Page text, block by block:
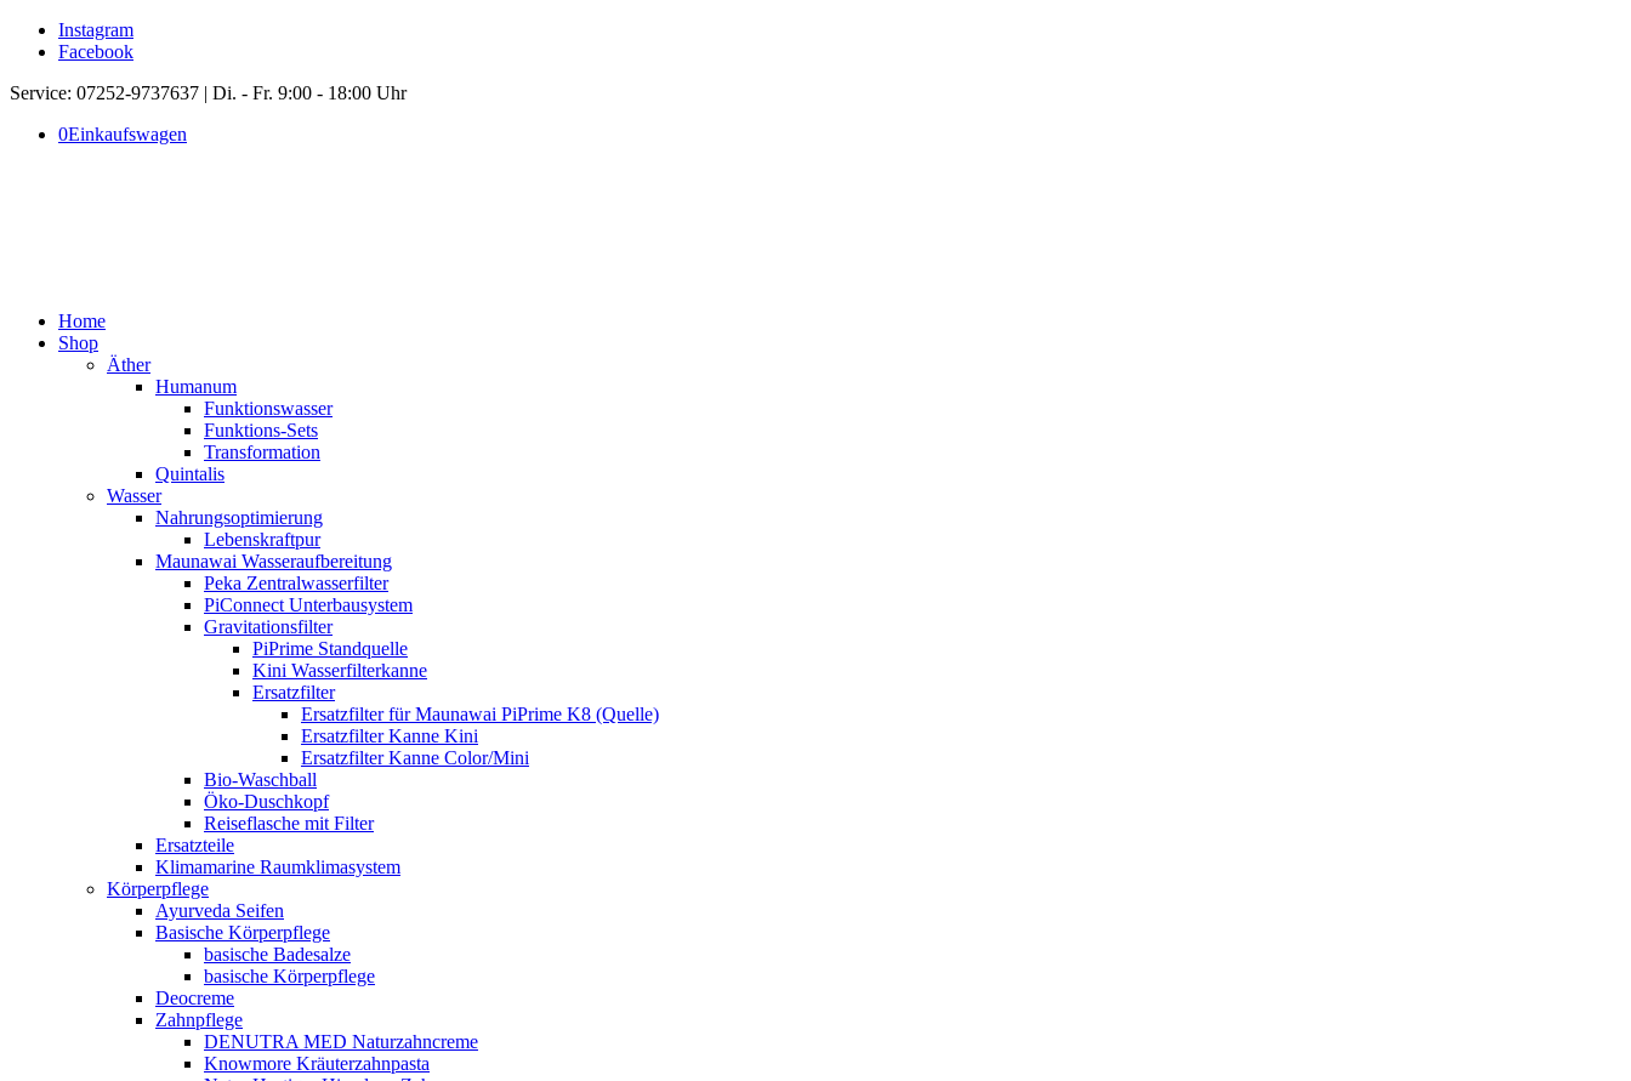
Instagram
Facebook
Service: 07252-9737637 | Di. - Fr. 9:00 - 18:00 Uhr
0Einkaufswagen
Home
Shop
Äther
Humanum
Funktionswasser
Funktions-Sets
Transformation
Quintalis
Wasser
Nahrungsoptimierung
Lebenskraftpur
Maunawai Wasseraufbereitung
Peka Zentralwasserfilter
PiConnect Unterbausystem
Gravitationsfilter
PiPrime Standquelle
Kini Wasserfilterkanne
Ersatzfilter
Ersatzfilter für Maunawai PiPrime K8 (Quelle)
Ersatzfilter Kanne Kini
Ersatzfilter Kanne Color/Mini
Bio-Waschball
Öko-Duschkopf
Reiseflasche mit Filter
Ersatzteile
Klimamarine Raumklimasystem
Körperpflege
Ayurveda Seifen
Basische Körperpflege
basische Badesalze
basische Körperpflege
Deocreme
Zahnpflege
DENUTRA MED Naturzahncreme
Knowmore Kräuterzahnpasta